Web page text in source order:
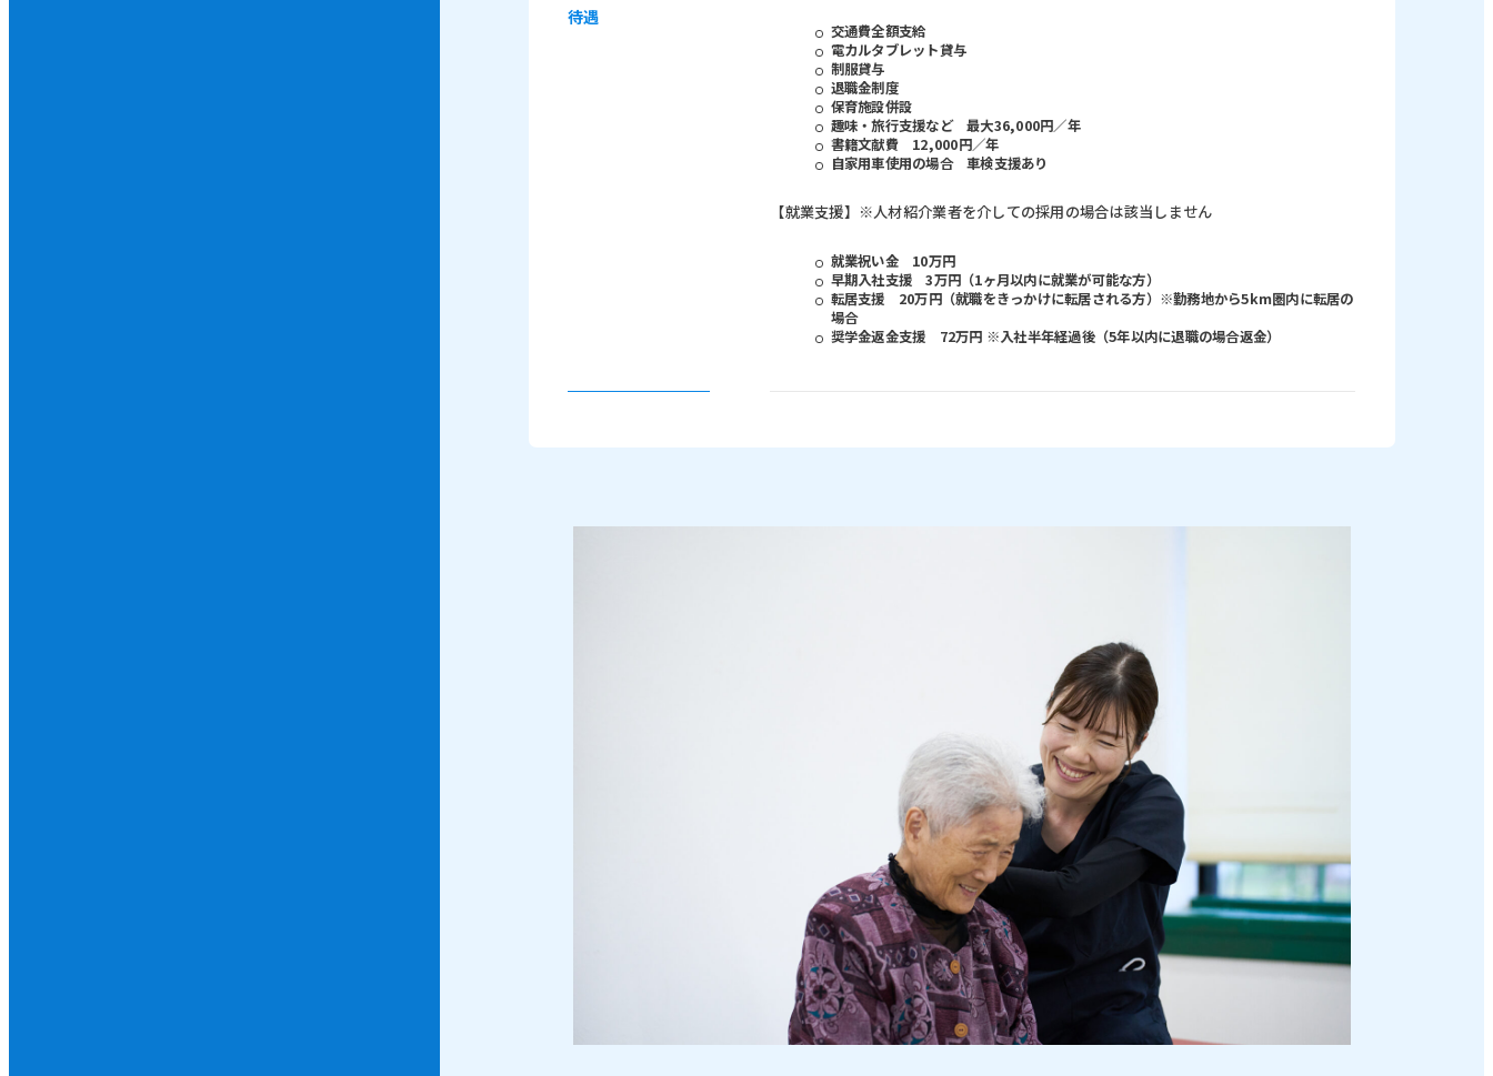
待遇
交通費全額支給
電カルタブレット貸与
制服貸与
退職金制度
保育施設併設
趣味・旅行支援など 最大36,000円／年
書籍文献費 12,000円／年
自家用車使用の場合 車検支援あり
【就業支援】※人材紹介業者を介しての採用の場合は該当しません
就業祝い金 10万円
早期入社支援 3万円（1ヶ月以内に就業が可能な方）
転居支援 20万円（就職をきっかけに転居される方）※勤務地から5km圏内に転居の
場合
奨学金返金支援 72万円 ※入社半年経過後（5年以内に退職の場合返金）